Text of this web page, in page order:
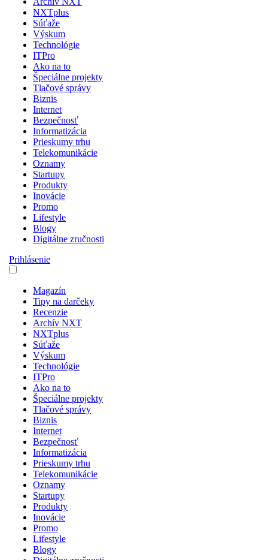
NXTplus
Súťaže
Výskum
Technológie
ITPro
Ako na to
Špeciálne projekty
Tlačové správy
Biznis
Internet
Bezpečnosť
Informatizácia
Prieskumy trhu
Telekomunikácie
Oznamy
Startupy
Produkty
Inovácie
Promo
Lifestyle
Blogy
Digitálne zručnosti
Prihlásenie
Magazín
Tipy na darčeky
Recenzie
Archív NXT
NXTplus
Súťaže
Výskum
Technológie
ITPro
Ako na to
Špeciálne projekty
Tlačové správy
Biznis
Internet
Bezpečnosť
Informatizácia
Prieskumy trhu
Telekomunikácie
Oznamy
Startupy
Produkty
Inovácie
Promo
Lifestyle
Blogy